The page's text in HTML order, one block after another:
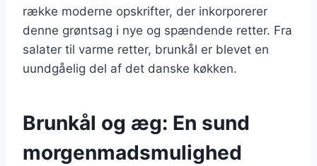
række moderne opskrifter, der inkorporerer
denne grøntsag i nye og spændende retter. Fra
salater til varme retter, brunkål er blevet en
uundgåelig del af det danske køkken.
Brunkål og æg: En sund
morgenmadsmulighed